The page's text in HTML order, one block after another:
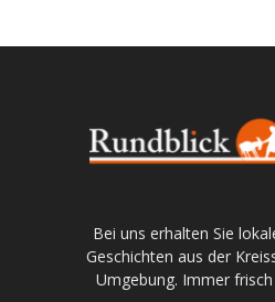
Bei uns erhalten Sie
Geschichten aus der
Umgebung. Immer